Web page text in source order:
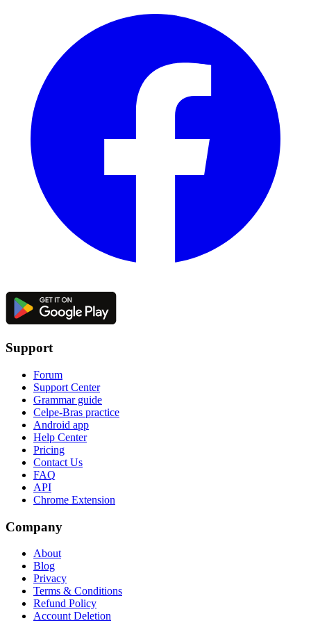
Support
Forum
Support Center
Grammar guide
Celpe-Bras practice
Android app
Help Center
Pricing
Contact Us
FAQ
API
Chrome Extension
Company
About
Blog
Privacy
Terms & Conditions
Refund Policy
Account Deletion